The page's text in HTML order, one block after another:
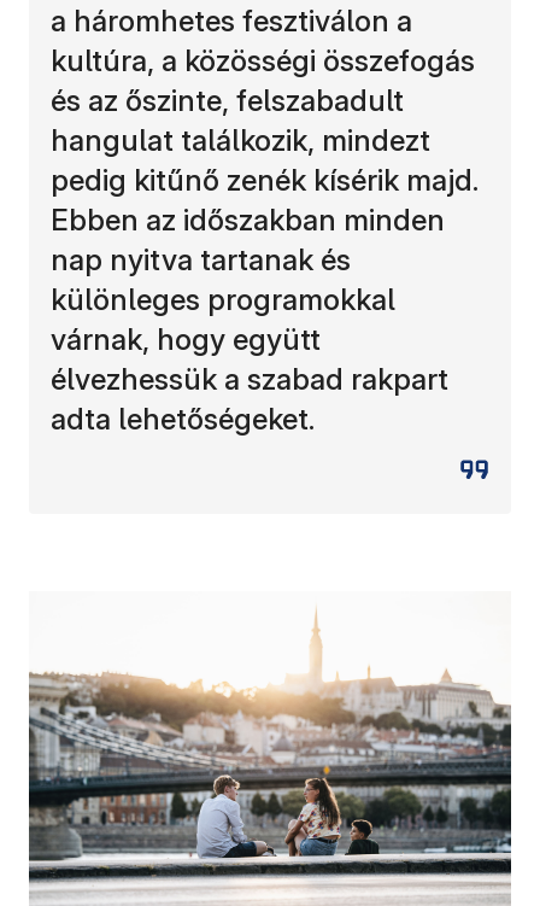
a háromhetes fesztiválon a
kultúra, a közösségi összefogás
és az őszinte, felszabadult
hangulat találkozik, mindezt
pedig kitűnő zenék kísérik majd.
Ebben az időszakban minden
nap nyitva tartanak és
különleges programokkal
várnak, hogy együtt
élvezhessük a szabad rakpart
adta lehetőségeket.